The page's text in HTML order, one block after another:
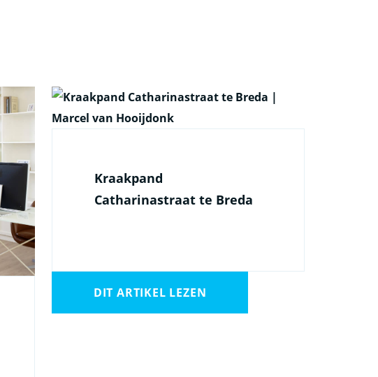
Kraakpand
Catharinastraat te Breda
DIT ARTIKEL LEZEN